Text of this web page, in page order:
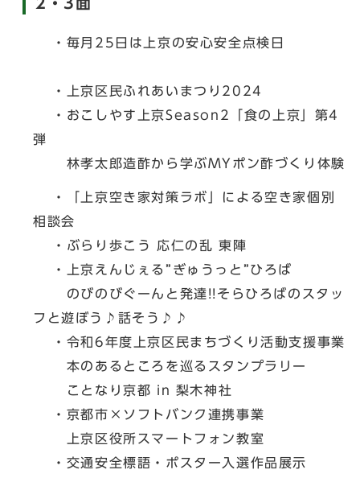
・毎月25日は上京の安心安全点検日
・上京区民ふれあいまつり2024
・おこしやす上京Season2「食の上京」第4
弾
林孝太郎造酢から学ぶMYポン酢づくり体験
・「上京空き家対策ラボ」による空き家個別
相談会
・ぶらり歩こう 応仁の乱 東陣
・上京えんじぇる”ぎゅうっと”ひろば
のびのびぐーんと発達!!そらひろばのスタッ
フと遊ぼう♪話そう♪♪
・令和6年度上京区民まちづくり活動支援事業
本のあるところを巡るスタンプラリー
ことなり京都 in 梨木神社
・京都市×ソフトバンク連携事業
上京区役所スマートフォン教室
・交通安全標語・ポスター入選作品展示